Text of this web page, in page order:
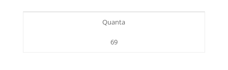
Quanta
69